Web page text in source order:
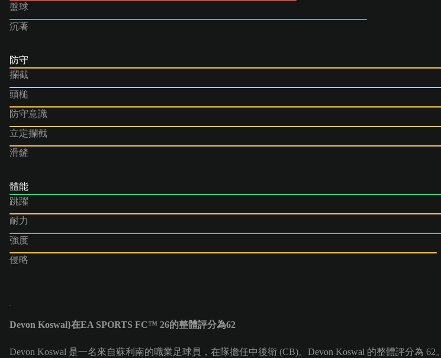
盤球
沉著
防守
攔截
頭槌
防守意識
立定攔截
滑鏟
體能
跳躍
耐力
強度
侵略
Devon Koswal}在EA SPORTS FC™ 26的整體評分為62
Devon Koswal 是一名來自蘇利南的職業足球員，在隊擔任中後衛 (CB)。Devon Koswal 的整體評分為 62。